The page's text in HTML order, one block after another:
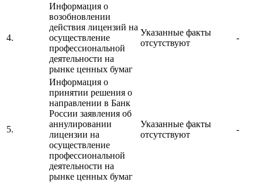
4.
Информация о
возобновлении
действия лицензий на
осуществление
профессиональной
деятельности на
рынке ценных бумаг
Указанные факты
отсутствуют
-
5.
Информация о
принятии решения о
направлении в Банк
России заявления об
аннулировании
лицензии на
осуществление
профессиональной
деятельности на
рынке ценных бумаг
Указанные факты
отсутствуют
-